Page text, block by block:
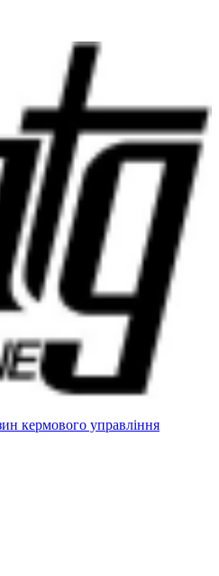
кермового управління